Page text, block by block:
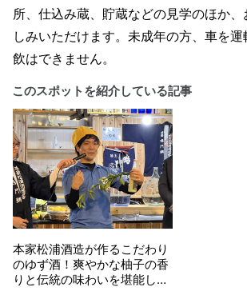
所、仕込み蔵、貯蔵などの見学のほか
しみいただけます。未成年の方、車を
飲はできません。
このスポットを紹介している記事
本家松浦酒造が作るこだわり
のゆず酒！爽やかな柚子の香
りと伝統の味わいを堪能しよ